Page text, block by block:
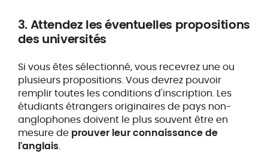
3. Attendez les éventuelles propositions
des universités
Si vous êtes sélectionné, vous recevrez une ou
plusieurs propositions. Vous devrez pouvoir
remplir toutes les conditions d'inscription. Les
étudiants étrangers originaires de pays non-
anglophones doivent le plus souvent être en
mesure de prouver leur connaissance de
l'anglais.